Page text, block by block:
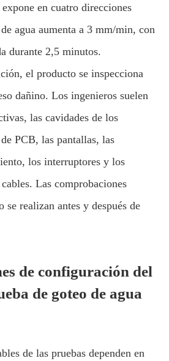
en cuatro direcciones
agua aumenta a 3 mm/min, con
durante 2,5 minutos.
el producto se inspecciona
dañino. Los ingenieros suelen
las cavidades de los
PCB, las pantallas, las
los interruptores y los
Las comprobaciones
se realizan antes y después de
de configuración del
de goteo de agua
de las pruebas dependen en